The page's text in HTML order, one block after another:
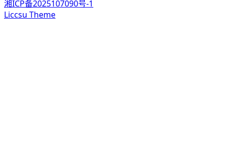
湘ICP备2025107090号-1
Liccsu Theme